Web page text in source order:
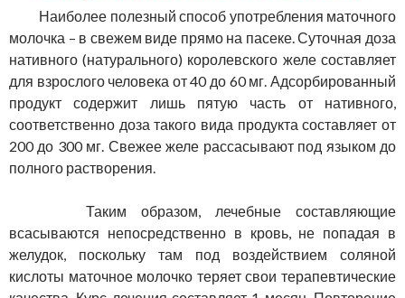
Наиболее полезный способ употребления маточного
молочка – в свежем виде прямо на пасеке. Суточная доза
нативного (натурального) королевского желе составляет
для взрослого человека от 40 до 60 мг. Адсорбированный
продукт содержит лишь пятую часть от нативного,
соответственно доза такого вида продукта составляет от
200 до 300 мг. Свежее желе рассасывают под языком до
полного растворения.
Таким образом, лечебные составляющие
всасываются непосредственно в кровь, не попадая в
желудок, поскольку там под воздействием соляной
кислоты маточное молочко теряет свои терапевтические